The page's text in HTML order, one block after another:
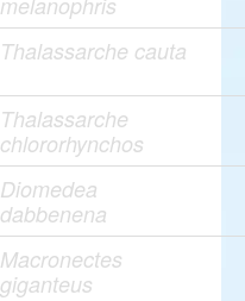
Thalassarche cauta
Thalassarche
chlororhynchos
Diomedea
dabbenena
Macronectes
giganteus